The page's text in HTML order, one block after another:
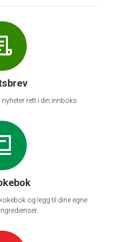
rett i din innboks.
og legg til dine egne